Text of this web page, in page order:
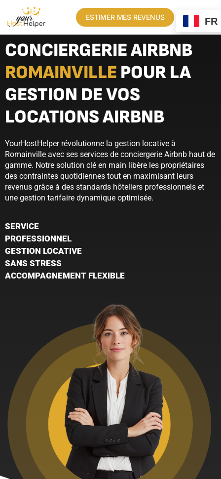
ESTIMER MES REVENUS
CONCIERGERIE AIRBNB
ROMAINVILLE POUR LA
GESTION DE VOS
LOCATIONS AIRBNB
YourHostHelper révolutionne la gestion locative à
Romainville avec ses services de conciergerie Airbnb haut de
gamme. Notre solution clé en main libère les propriétaires
des contraintes quotidiennes tout en maximisant leurs
revenus grâce à des standards hôteliers professionnels et
une gestion tarifaire dynamique optimisée.
SERVICE
PROFESSIONNEL
GESTION LOCATIVE
SANS STRESS
ACCOMPAGNEMENT FLEXIBLE
FR